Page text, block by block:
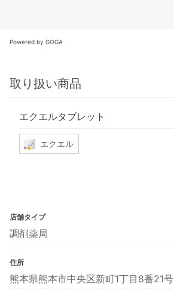
Powered by GOGA
取り扱い商品
エクエルタブレット
エクエル
店舗タイプ
調剤薬局
住所
熊本県熊本市中央区新町1丁目8番21号